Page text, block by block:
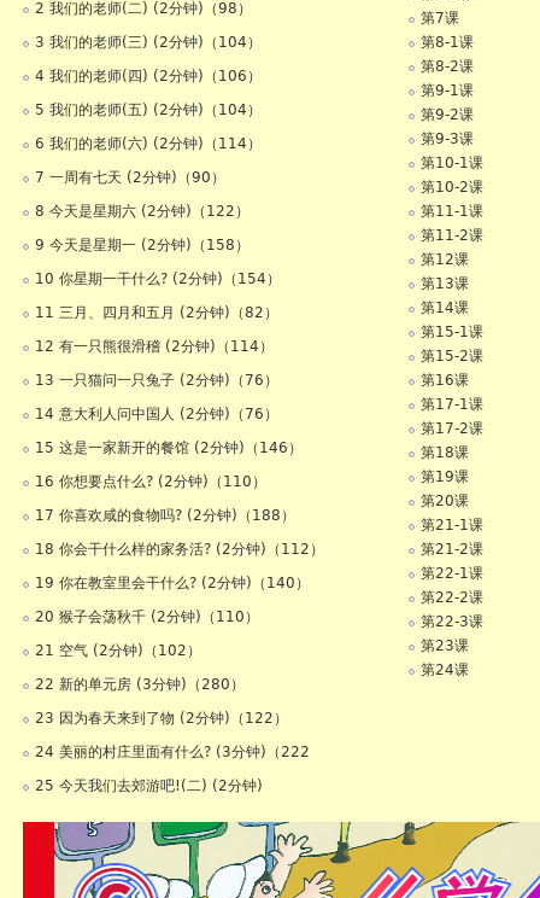
2 我们的老师(二) (2分钟)（98）
3 我们的老师(三) (2分钟)（104）
4 我们的老师(四) (2分钟)（106）
5 我们的老师(五) (2分钟)（104）
6 我们的老师(六) (2分钟)（114）
7 一周有七天 (2分钟)（90）
8 今天是星期六 (2分钟)（122）
9 今天是星期一 (2分钟)（158）
10 你星期一干什么? (2分钟)（154）
11 三月、四月和五月 (2分钟)（82）
12 有一只熊很滑稽 (2分钟)（114）
13 一只猫问一只兔子 (2分钟)（76）
14 意大利人问中国人 (2分钟)（76）
15 这是一家新开的餐馆 (2分钟)（146）
16 你想要点什么? (2分钟)（110）
17 你喜欢咸的食物吗? (2分钟)（188）
18 你会干什么样的家务活? (2分钟)（112）
19 你在教室里会干什么? (2分钟)（140）
20 猴子会荡秋千 (2分钟)（110）
21 空气 (2分钟)（102）
22 新的单元房 (3分钟)（280）
23 因为春天来到了物 (2分钟)（122）
24 美丽的村庄里面有什么? (3分钟)（222
25 今天我们去郊游吧!(二) (2分钟)
第7课
第8-1课
第8-2课
第9-1课
第9-2课
第9-3课
第10-1课
第10-2课
第11-1课
第11-2课
第12课
第13课
第14课
第15-1课
第15-2课
第16课
第17-1课
第17-2课
第18课
第19课
第20课
第21-1课
第21-2课
第22-1课
第22-2课
第22-3课
第23课
第24课